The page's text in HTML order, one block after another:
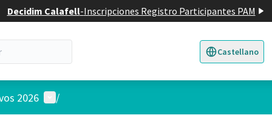
Decidim Calafell-Inscripciones Registro Participantes PAM
Castellano
Triar la llengua
2026 Menú de usuario
/